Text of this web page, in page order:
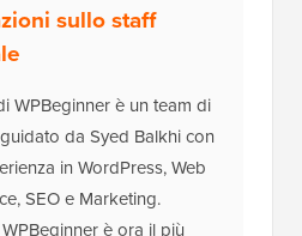
sullo staff
WPBeginner è un team di
da Syed Balkhi con
in WordPress, Web
SEO e Marketing.
è ora il più